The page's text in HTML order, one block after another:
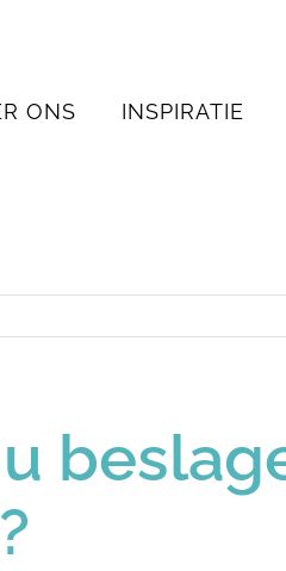
ONS INSPIRATIE